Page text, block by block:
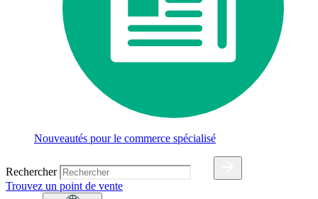
Nouveautés pour le commerce spécialisé
Rechercher
Trouvez un point de vente